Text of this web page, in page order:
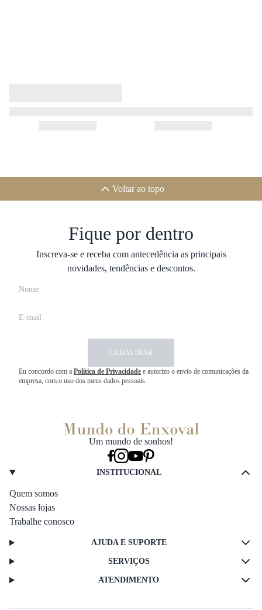
Voltar ao topo
Fique por dentro
Inscreva-se e receba com antecedência as principais
novidades, tendências e descontos.
CADASTRAR
Eu concordo com a Política de Privacidade e autorizo o envio de comunicações da
empresa, com o uso dos meus dados pessoais.
Um mundo de sonhos!
INSTITUCIONAL
Quem somos
Nossas lojas
Trabalhe conosco
AJUDA E SUPORTE
SERVIÇOS
ATENDIMENTO